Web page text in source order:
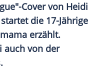
Cover von Heidi
die 17-Jährige
erzählt.
auch von der